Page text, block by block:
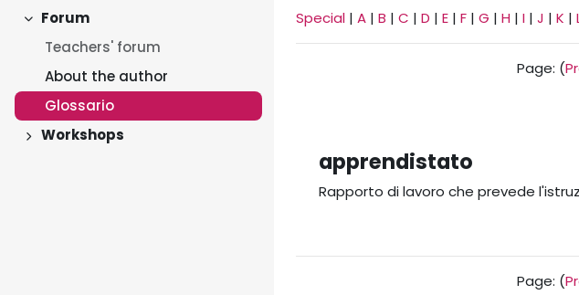
Collapse
Forum
Teachers' forum
About the author
Glossario
Expand
Workshops
Special | A | B | C | D | E | F | G | H | I | J | K |
Page: (
apprendistato
Rapporto di lavoro che prevede
Page: (